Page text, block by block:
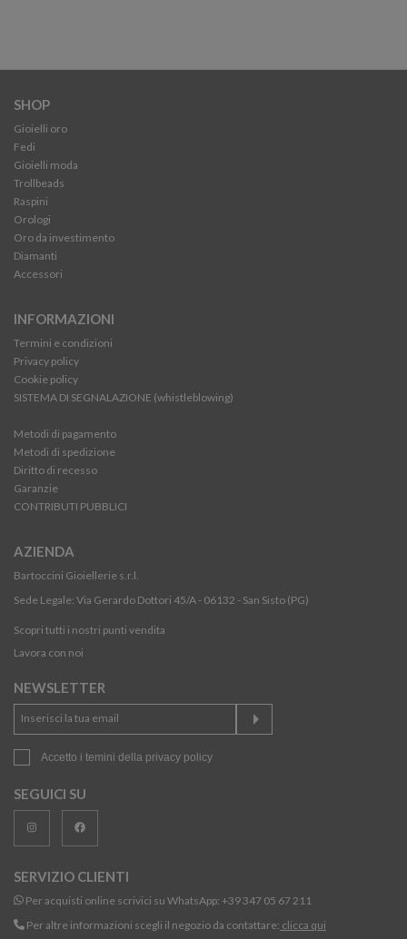
SHOP
Gioielli oro
Fedi
Gioielli moda
Trollbeads
Raspini
Orologi
Oro da investimento
Diamanti
Accessori
INFORMAZIONI
Termini e condizioni
Privacy policy
Cookie policy
SISTEMA DI SEGNALAZIONE (whistleblowing)
Metodi di pagamento
Metodi di spedizione
Diritto di recesso
Garanzie
CONTRIBUTI PUBBLICI
AZIENDA
Bartoccini Gioiellerie s.r.l.
Sede Legale: Via Gerardo Dottori 45/A - 06132 - San Sisto (PG)
Scopri tutti i nostri punti vendita
Lavora con noi
NEWSLETTER
Accetto i temini della privacy policy
SEGUICI SU
SERVIZIO CLIENTI
Per acquisti online scrivici su WhatsApp: +39 347 05 67 211
Per altre informazioni scegli il negozio da contattare: clicca qui